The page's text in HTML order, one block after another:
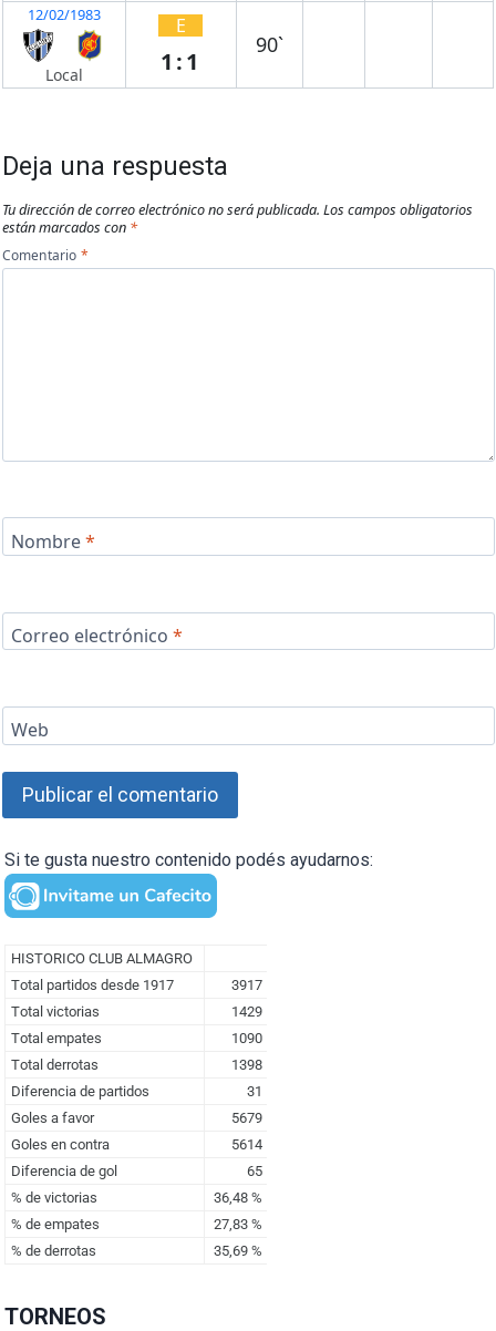
12/02/1983
Local
E
1:1
90`
Deja una respuesta
Tu dirección de correo electrónico no será publicada. Los campos obligatorios
están marcados con *
Comentario *
Nombre*
Correo electrónico *
Web
Si te gusta nuestro contenido podés ayudarnos:
TORNEOS